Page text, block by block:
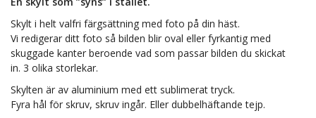
Skylt i helt valfri färgsättning med foto på din häst.
Vi redigerar ditt foto så bilden blir oval eller fyrkantig med
skuggade kanter beroende vad som passar bilden du skickat
in. 3 olika storlekar.
Skylten är av aluminium med ett sublimerat tryck.
Fyra hål för skruv, skruv ingår. Eller dubbelhäftande tejp.